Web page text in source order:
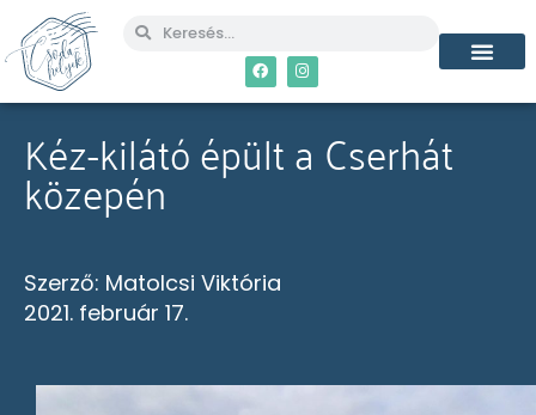
Kéz-kilátó épült a Cserhát
közepén
Szerző: Matolcsi Viktória
2021. február 17.